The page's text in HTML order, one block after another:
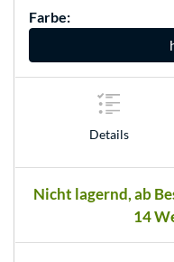
Farbe:
Details
Nicht lagernd, ab
14